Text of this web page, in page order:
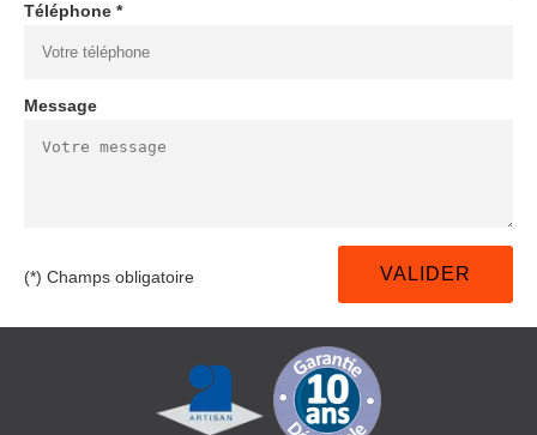
Téléphone *
Message
(*) Champs obligatoire